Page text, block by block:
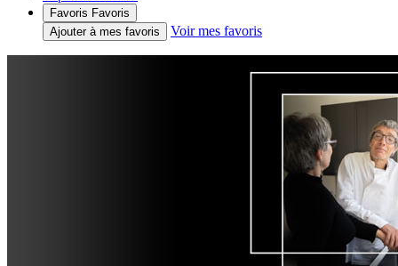
Favoris Favoris
Ajouter à mes favoris
Voir mes favoris